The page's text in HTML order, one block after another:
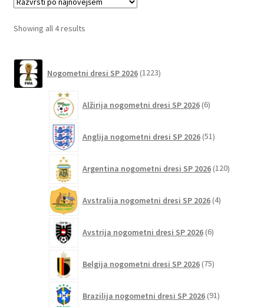
Showing all 4 resultsSorted
Nogometni dresi SP 2026 1223izdelkov
Alžirija nogometni dresi SP 2026 6izdelkov
Anglija nogometni dresi SP 2026 51izdelkov
Argentina nogometni dresi SP 2026 120izdelkov
Avstralija nogometni dresi SP 2026 4izdelki
Avstrija nogometni dresi SP 2026 6izdelkov
Belgija nogometni dresi SP 2026 75izdelkov
Brazilija nogometni dresi SP 2026 91izdelkov